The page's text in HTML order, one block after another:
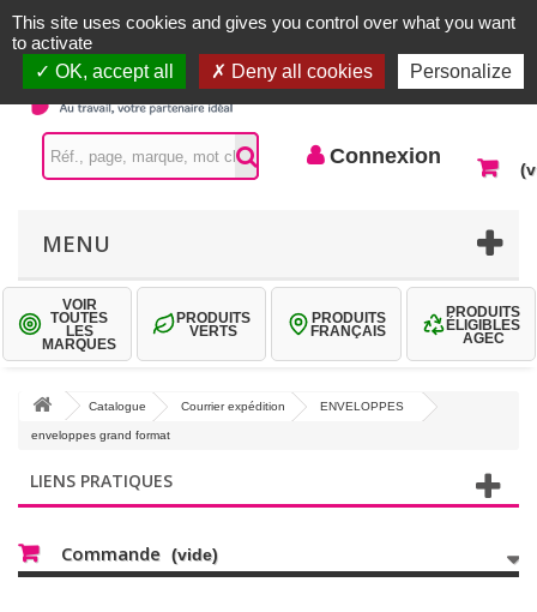
Contactez-nous
Connexion
MENU
VOIR
TOUTES
LES
MARQUES
PRODUITS
VERTS
PRODUITS
FRANÇAIS
PRODUITS
ÉLIGIBLES
AGEC
Catalogue Courrier expédition ENVELOPPES
enveloppes grand format
LIENS PRATIQUES
Commande (vide)
This site uses cookies and gives you control over what you want
to activate
OK, accept all
Deny all cookies Personalize